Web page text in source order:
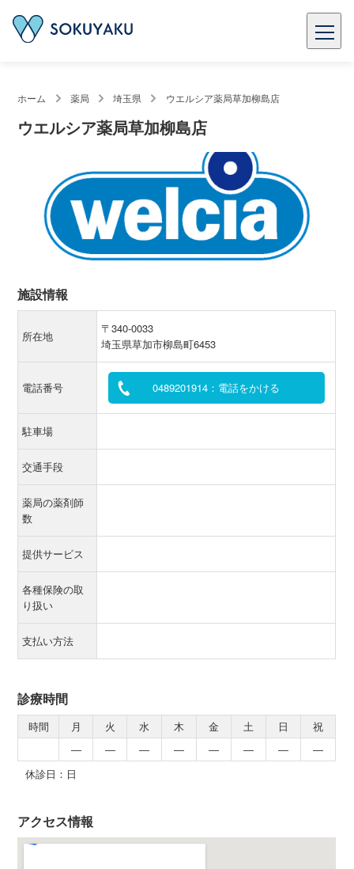
ホーム 薬局 埼玉県 ウエルシア薬局草加柳島店
ウエルシア薬局草加柳島店
施設情報
所在地
〒340-0033
埼玉県草加市柳島町6453
電話番号 0489201914：電話をかける
駐車場
交通手段
薬局の薬剤師
数
提供サービス
各種保険の取
り扱い
支払い方法
診療時間
時間 月 火 水 木 金 土 日
祝
―
― ― ― ― ― ―
―
休診日：日
アクセス情報